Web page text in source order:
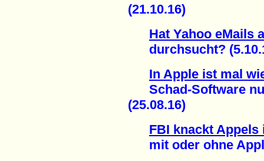
(21.10.16)
Hat Yahoo eMails
durchsucht?
In Apple ist mal
Schad-Software
(25.08.16)
FBI knackt Appels
mit oder ohne